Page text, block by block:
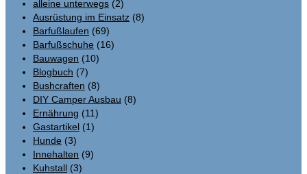
alleine unterwegs (2)
Ausrüstung im Einsatz (8)
Barfußlaufen (69)
Barfußschuhe (16)
Bauwagen (10)
Blogbuch (7)
Bushcraften (8)
DIY Camper Ausbau (8)
Ernährung (11)
Gastartikel (1)
Hunde (3)
Innehalten (9)
Kuhstall (3)